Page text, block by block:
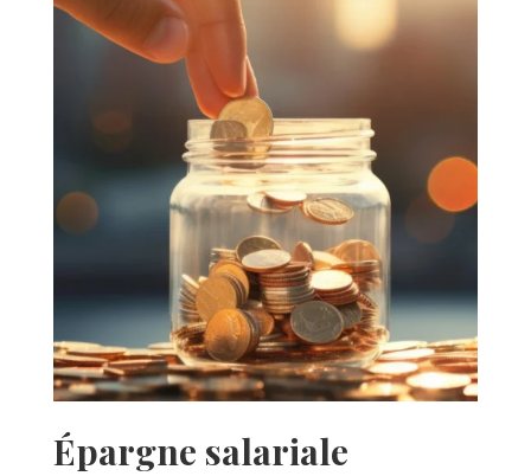
Épargne salariale